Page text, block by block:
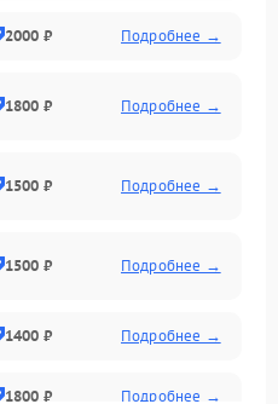
2000 ₽ Подробнее →
1800 ₽ Подробнее →
1500 ₽ Подробнее →
1500 ₽ Подробнее →
1400 ₽ Подробнее →
1800 ₽ Подробнее →